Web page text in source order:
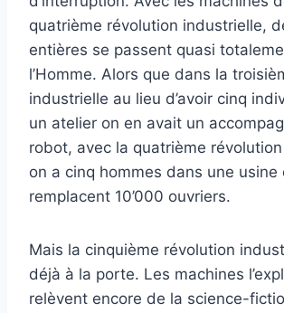
quatrième révolution industrielle,
entières se passent quasi
l’Homme. Alors que dans la
industrielle au lieu d’avoir cinq
un atelier on en avait un
robot, avec la quatrième
on a cinq hommes dans une usine
remplacent 10’000 ouvriers.
Mais la cinquième révolution
déjà à la porte. Les machines
relèvent encore de la science-